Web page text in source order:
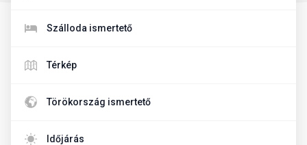
Szálloda ismertető
Térkép
Törökország ismertető
Időjárás